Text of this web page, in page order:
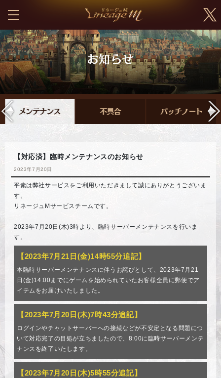
【対応済】臨時メンテナンスのお知らせ
2023年7月20日
平素は弊社サービスをご利用いただきまして誠にありがとうございま
す。
リネージュMサービスチームです。
2023年7月20日(木)3時より、臨時サーバーメンテナンスを行いま
す。
【2023年7月21日(金)14時55分追記】
本臨時サーバーメンテナンスに伴うお詫びとして、2023年7月21
日(金)14:00までにゲームを始められていたお客様全員に郵便でア
イテムをお届けいたしました。
【2023年7月20日(木)7時43分追記】
ログインやチャットサーバーへの接続などが不安定となる問題につ
いて対応完了の目処が立ちましたので、8:00に臨時サーバーメンテ
ナンスを終了いたします。
【2023年7月20日(木)5時55分追記】